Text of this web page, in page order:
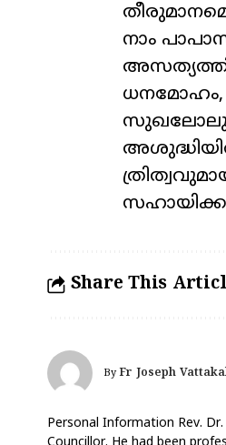
നാം
ധനമോഹം,
സുഖലോലുപത,
Share This
By Fr Joseph
Personal Information Rev.